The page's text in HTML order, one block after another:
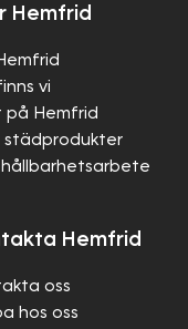
Hemfrid
vi
på Hemfrid
städprodukter
Hemfrid
oss
hos oss